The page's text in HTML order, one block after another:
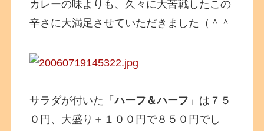
カレーの味よりも、久々に大苦戦したこの
辛さに大満足させていただきました（＾＾
サラダが付いた「ハーフ＆ハーフ 」は７５
０円、大盛り＋１００円で８５０円でし